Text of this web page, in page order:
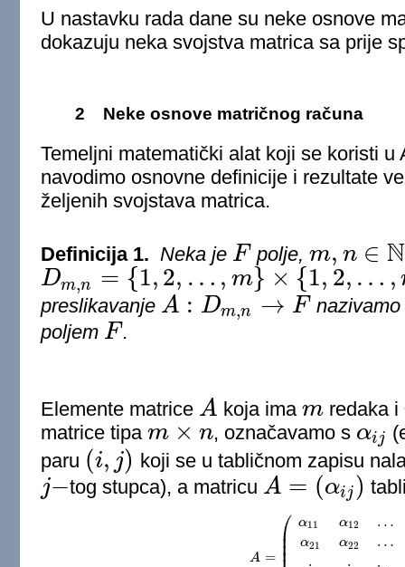
U nastavku rada dane su neke osnove
dokazuju neka svojstva matrica sa prije
2 Neke osnove matričnog računa
Temeljni matematički alat koji se koristi
navodimo osnovne definicije i rezultate
željenih svojstava matrica.
Definicija 1. Neka je F
F polje,m, n ∈ N
m,n∈ N
Dm,n = {1, 2, … , m} × {1, 2, … ,
Dm,n= 1,2 …,m }× 1,2, …,n}
preslikavanje A : Dm,n → F
A:D m, →F
poljem F
F .
Elemente matrice A
A koja ima m
m redaka i
matrice tipa m × n
m×n , označavamo s αij
αij
paru (i, j)
(i j) koji se u tabličnom zapisu
j−
j− tog stupca), a matricu A = (αij)
A=( ij)
A =
⎛
⎜
⎜⎜
α11
α21
α12
α22
…
…
A= (α 11